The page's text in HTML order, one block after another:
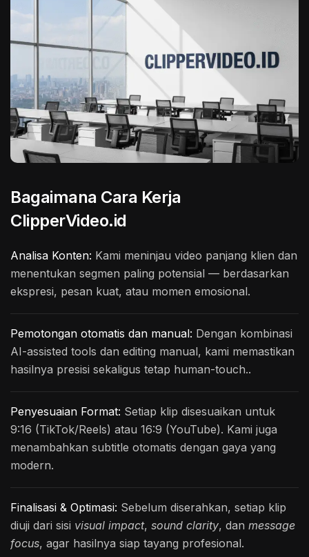
Bagaimana Cara Kerja
ClipperVideo.id
Analisa Konten: Kami meninjau video panjang klien dan
menentukan segmen paling potensial — berdasarkan
ekspresi, pesan kuat, atau momen emosional.
Pemotongan otomatis dan manual: Dengan kombinasi
AI-assisted tools dan editing manual, kami memastikan
hasilnya presisi sekaligus tetap human-touch..
Penyesuaian Format: Setiap klip disesuaikan untuk
9:16 (TikTok/Reels) atau 16:9 (YouTube). Kami juga
menambahkan subtitle otomatis dengan gaya yang
modern.
Finalisasi & Optimasi: Sebelum diserahkan, setiap klip
diuji dari sisi visual impact, sound clarity, dan message
focus, agar hasilnya siap tayang profesional.